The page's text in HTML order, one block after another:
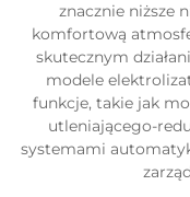
znacznie niższe
komfortową
skutecznym
modele
funkcje, takie jak
utleniającego-
systemami